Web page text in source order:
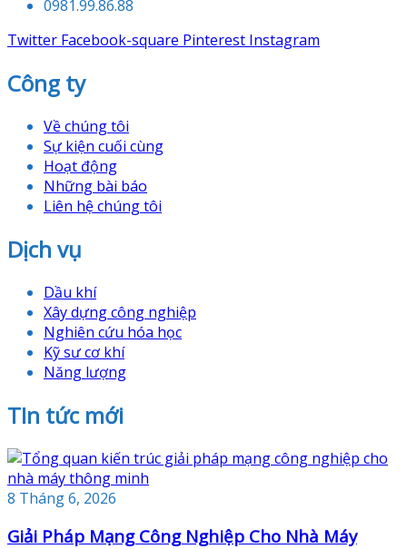
0981.99.86.88
Twitter Facebook-square Pinterest Instagram
Công ty
Về chúng tôi
Sự kiện cuối cùng
Hoạt động
Những bài báo
Liên hệ chúng tôi
Dịch vụ
Dầu khí
Xây dựng công nghiệp
Nghiên cứu hóa học
Kỹ sư cơ khí
Năng lượng
TIn tức mới
8 Tháng 6, 2026
Giải Pháp Mạng Công Nghiệp Cho Nhà Máy